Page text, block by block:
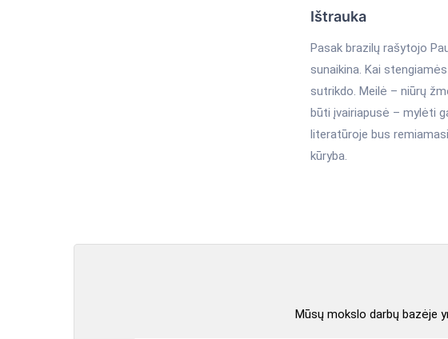
Ištrauka
Pasak brazilų rašytojo
sunaikina. Kai
sutrikdo. Meilė – niūrų
būti įvairiapusė – mylėti
literatūroje bus
kūryba.
Mūsų mokslo darbų bazėje